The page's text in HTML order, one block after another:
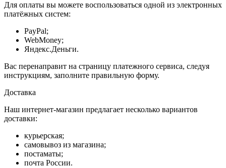
Для оплаты вы можете воспользоваться одной из электронных
платёжных систем:
PayPal;
WebMoney;
Яндекс.Деньги.
Вас перенаправит на страницу платежного сервиса, следуя
инструкциям, заполните правильную форму.
Доставка
Наш интернет-магазин предлагает несколько вариантов
доставки:
курьерская;
самовывоз из магазина;
постаматы;
почта России.